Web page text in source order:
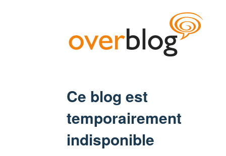
Ce blog est
temporairement
indisponible